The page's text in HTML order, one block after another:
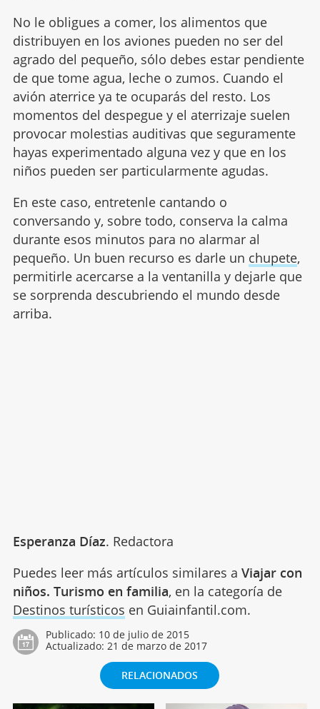
No le obligues a comer, los alimentos que
distribuyen en los aviones pueden no ser del
agrado del pequeño, sólo debes estar pendiente
de que tome agua, leche o zumos. Cuando el
avión aterrice ya te ocuparás del resto. Los
momentos del despegue y el aterrizaje suelen
provocar molestias auditivas que seguramente
hayas experimentado alguna vez y que en los
niños pueden ser particularmente agudas.
En este caso, entretenle cantando o
conversando y, sobre todo, conserva la calma
durante esos minutos para no alarmar al
pequeño. Un buen recurso es darle un chupete,
permitirle acercarse a la ventanilla y dejarle que
se sorprenda descubriendo el mundo desde
arriba.
Esperanza Díaz. Redactora
Puedes leer más artículos similares a Viajar con
niños. Turismo en familia, en la categoría de
Destinos turísticos en Guiainfantil.com.
Publicado: 10 de julio de 2015
Actualizado: 21 de marzo de 2017
RELACIONADOS